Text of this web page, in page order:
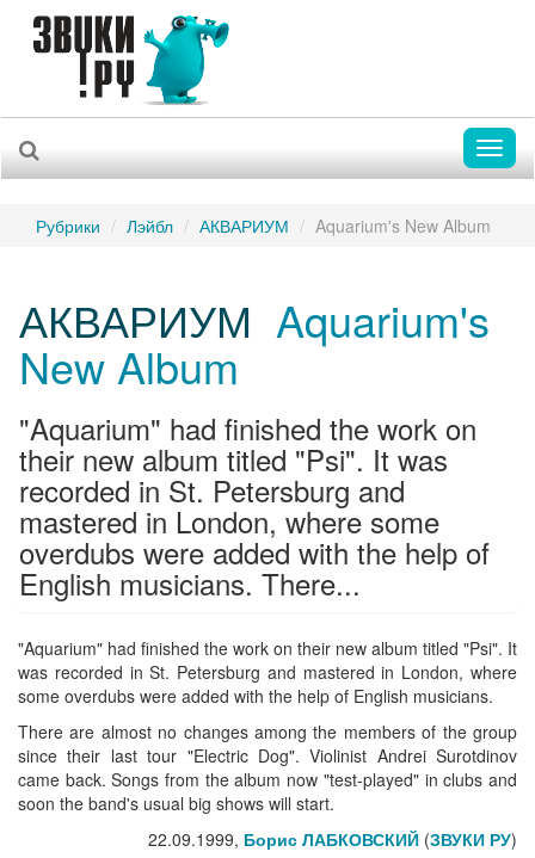
Рубрики Лэйбл АКВАРИУМ Aquarium's New Album
АКВАРИУМ Aquarium's
New Album
"Aquarium" had finished the work on
their new album titled "Psi". It was
recorded in St. Petersburg and
mastered in London, where some
overdubs were added with the help of
English musicians. There...
"Aquarium" had finished the work on their new album titled "Psi". It
was recorded in St. Petersburg and mastered in London, where
some overdubs were added with the help of English musicians.
There are almost no changes among the members of the group
since their last tour "Electric Dog". Violinist Andrei Surotdinov
came back. Songs from the album now "test-played" in clubs and
soon the band's usual big shows will start.
22.09.1999, Борис ЛАБКОВСКИЙ (ЗВУКИ РУ)